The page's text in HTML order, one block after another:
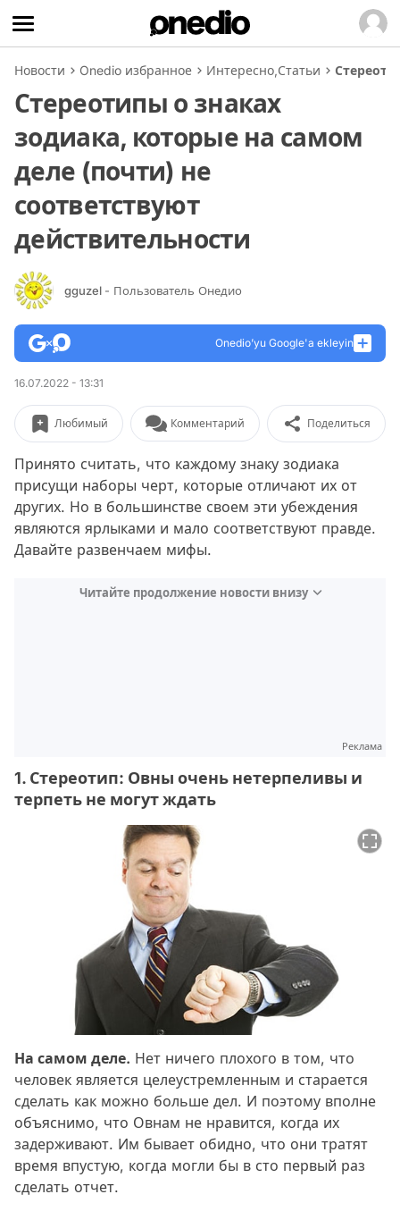
Новости Onedio избранное Интересно,Статьи
Стереотипы о знаках
зодиака, которые на самом
деле (почти) не
соответствуют
действительности
gguzel - Пользователь Онедио
Onedio’yu Google'a ekleyin
16.07.2022 - 13:31
Любимый Комментарий Поделиться
Принято считать, что каждому знаку зодиака
присущи наборы черт, которые отличают их от
других. Но в большинстве своем эти убеждения
являются ярлыками и мало соответствуют правде.
Давайте развенчаем мифы.
Читайте продолжение новости внизу
Реклама
1. Стереотип: Овны очень нетерпеливы и
терпеть не могут ждать
На самом деле. Нет ничего плохого в том, что
человек является целеустремленным и старается
сделать как можно больше дел. И поэтому вполне
объяснимо, что Овнам не нравится, когда их
задерживают. Им бывает обидно, что они тратят
время впустую, когда могли бы в сто первый раз
сделать отчет.